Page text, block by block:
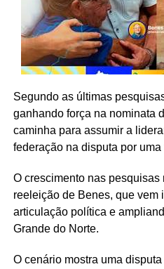
Segundo as últimas
ganhando força na nominata
caminha para assumir a
federação na disputa por
O crescimento nas pesquisas
reeleição de Benes, que vem
articulação política e
Grande do Norte.
O cenário mostra uma